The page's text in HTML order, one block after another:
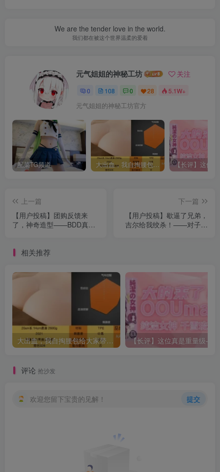
We are the tender love in the world.
我们都在被这个世界温柔的爱着
元气姐姐的神秘工坊 关注
0 108 0 28 5.1W+
元气姐姐的神秘工坊官方
配菜TG频道 大出血，我自掏腰包给大家带来——KAGUYANO新品蜂蜜芥末酱倔强款测评
上一篇
【用户投稿】团购反馈来
了，神奇造型——BDD真实
下一篇
【用户投稿】歇逼了兄弟，
吉尔给我绞杀！——对子哈
相关推荐
大出血，我自掏腰包给大家带来——KAGUYANO新品蜂蜜芥末酱倔强款测评
评论 抢沙发
欢迎您留下宝贵的见解！ 提交